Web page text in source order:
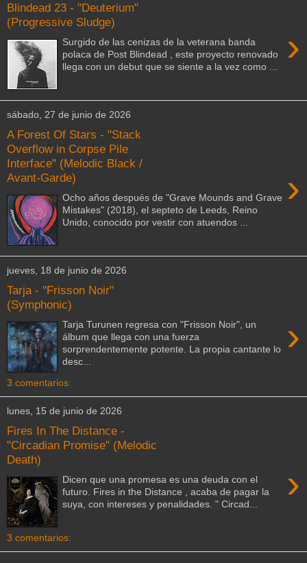
Blindead 23 - "Deuterium"
(Progressive Sludge)
›
Surgido de las cenizas de la veterana banda
polaca de Post Blindead , este proyecto renovado
llega con un debut que se siente a la vez como ...
sábado, 27 de junio de 2026
A Forest Of Stars - "Stack
Overflow in Corpse Pile
Interface" (Melodic Black /
Avant-Garde)
›
Ocho años después de "Grave Mounds and Grave
Mistakes" (2018), el septeto de Leeds, Reino
Unido, conocido por vestir con atuendos ...
jueves, 18 de junio de 2026
Tarja - "Frisson Noir"
(Symphonic)
›
Tarja Turunen regresa con "Frisson Noir", un
álbum que llega con una fuerza
sorprendentemente potente. La propia cantante lo
desc...
3 comentarios:
lunes, 15 de junio de 2026
Fires In The Distance -
"Circadian Promise" (Melodic
Death)
›
Dicen que una promesa es una deuda con el
futuro. Fires in the Distance , acaba de pagar la
suya, con intereses y penalidades. " Circad...
3 comentarios: